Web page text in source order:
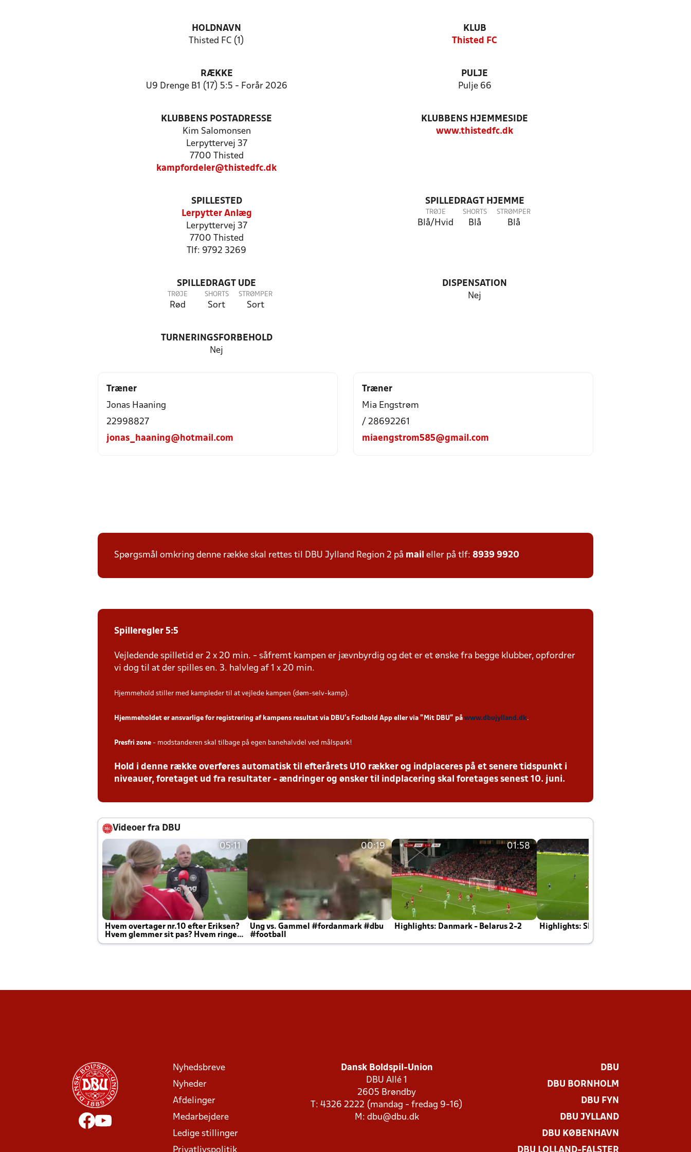
HOLDNAVN
Thisted FC (1)
KLUB
Thisted FC
RÆKKE
U9 Drenge B1 (17) 5:5 - Forår 2026
PULJE
Pulje 66
KLUBBENS POSTADRESSE
Kim Salomonsen
Lerpyttervej 37
7700 Thisted
kampfordeler@thistedfc.dk
KLUBBENS HJEMMESIDE
www.thistedfc.dk
SPILLESTED
Lerpytter Anlæg
Lerpyttervej 37
7700 Thisted
Tlf: 9792 3269
SPILLEDRAGT HJEMME
TRØJE
Blå/Hvid
SHORTS
Blå
STRØMPER
Blå
SPILLEDRAGT UDE
TRØJE
Rød
SHORTS
Sort
STRØMPER
Sort
DISPENSATION
Nej
TURNERINGSFORBEHOLD
Nej
Træner
Jonas Haaning
22998827
jonas_haaning@hotmail.com
Træner
Mia Engstrøm
/ 28692261
miaengstrom585@gmail.com
Spørgsmål omkring denne række skal rettes til DBU Jylland Region 2 på mail eller på tlf: 8939 9920
Spilleregler 5:5
Vejledende spilletid er 2 x 20 min. - såfremt kampen er jævnbyrdig og det er et ønske fra begge klubber, opfordrer
vi dog til at der spilles en. 3. halvleg af 1 x 20 min.
Hjemmehold stiller med kampleder til at vejlede kampen (døm-selv-kamp).
Hjemmeholdet er ansvarlige for registrering af kampens resultat via DBU’s Fodbold App eller via ”Mit DBU” på www.dbujylland.dk.
Presfri zone - modstanderen skal tilbage på egen banehalvdel ved målspark!
Hold i denne række overføres automatisk til efterårets U10 rækker og indplaceres på et senere tidspunkt i
niveauer, foretaget ud fra resultater - ændringer og ønsker til indplacering skal foretages senest 10. juni.
Videoer fra DBU
05:11
Hvem overtager nr.10 efter Eriksen?
Hvem glemmer sit pas? Hvem ringer
Joachim altid til efter kampe?
00:19
Ung vs. Gammel #fordanmark #dbu
#football
01:58
Highlights: Danmark - Belarus 2-2 Highlights: Skotland - Danmark 4-2
Nyhedsbreve
Nyheder
Afdelinger
Medarbejdere
Ledige stillinger
Dansk Boldspil-Union
DBU Allé 1
2605 Brøndby
T: 4326 2222 (mandag - fredag 9-16)
M: dbu@dbu.dk
DBU
DBU BORNHOLM
DBU FYN
DBU JYLLAND
DBU KØBENHAVN